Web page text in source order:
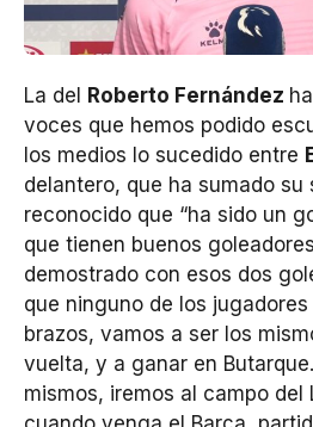
La del Roberto Fernández
voces que hemos podido
los medios lo sucedido entre
delantero, que ha sumado su
reconocido que “ha sido un
que tienen buenos
demostrado con esos dos
que ninguno de los
brazos, vamos a ser los
vuelta, y a ganar en
mismos, iremos al campo del